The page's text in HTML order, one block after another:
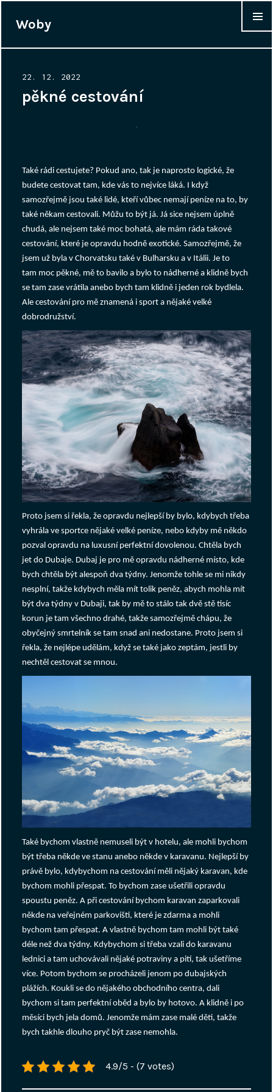
Woby
Posted
22. 12. 2022
pěkné cestování
Také rádi cestujete? Pokud ano, tak je naprosto logické, že
budete cestovat tam, kde vás to nejvíce láká. I když
samozřejmě jsou také lidé, kteří vůbec nemají peníze na to, by
také někam cestovali. Můžu to být já. Já sice nejsem úplně
chudá, ale nejsem také moc bohatá, ale mám ráda takové
cestování, které je opravdu hodně exotické. Samozřejmě, že
jsem už byla v Chorvatsku také v Bulharsku a v Itálii. Je to
tam moc pěkné, mě to bavilo a bylo to nádherné a klidně bych
se tam zase vrátila anebo bych tam klidně i jeden rok bydlela.
Ale cestování pro mě znamená i sport a nějaké velké
dobrodružství.
Proto jsem si řekla, že opravdu nejlepší by bylo, kdybych třeba
vyhrála ve sportce nějaké velké peníze, nebo kdyby mě někdo
pozval opravdu na luxusní perfektní dovolenou. Chtěla bych
jet do Dubaje. Dubaj je pro mě opravdu nádherné místo, kde
bych chtěla být alespoň dva týdny. Jenomže tohle se mi nikdy
nesplní, takže kdybych měla mít tolik peněz, abych mohla mít
být dva týdny v Dubaji, tak by mě to stálo tak dvě stě tisíc
korun je tam všechno drahé, takže samozřejmě chápu, že
obyčejný smrtelník se tam snad ani nedostane. Proto jsem si
řekla, že nejlépe udělám, když se také jako zeptám, jestli by
nechtěl cestovat se mnou.
Také bychom vlastně nemuseli být v hotelu, ale mohli bychom
být třeba někde ve stanu anebo někde v karavanu. Nejlepší by
právě bylo, kdybychom na cestování měli nějaký karavan, kde
bychom mohli přespat. To bychom zase ušetřili opravdu
spoustu peněz. A při cestování bychom karavan zaparkovali
někde na veřejném parkovišti, které je zdarma a mohli
bychom tam přespat. A vlastně bychom tam mohli být také
déle než dva týdny. Kdybychom si třeba vzali do karavanu
lednici a tam uchovávali nějaké potraviny a pití, tak ušetříme
více. Potom bychom se procházeli jenom po dubajských
plážích. Koukli se do nějakého obchodního centra, dali
bychom si tam perfektní oběd a bylo by hotovo. A klidně i po
měsíci bych jela domů. Jenomže mám zase malé děti, takže
bych takhle dlouho pryč být zase nemohla.
4.9/5 - (7 votes)